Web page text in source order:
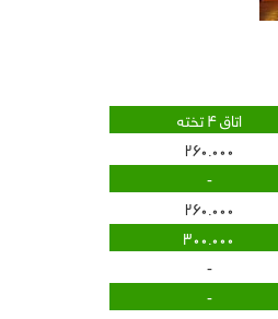
اتاق 4 تخته
260.000
-
260.000
300.000
-
-